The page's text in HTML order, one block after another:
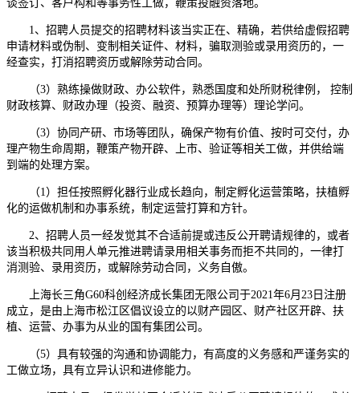
谈签订、客户构和等事务性工做，鞭策投融资落地。
1、招聘人员提交的招聘材料该当实正在、精确，若供给虚假招聘
申请材料或伪制、变制相关证件、材料，骗取测验或录用资历的，一
经查实，打消招聘资历或解除劳动合同。
（3）熟练操做财政、办公软件，熟悉国度和处所财税律例， 控制
财政核算、财政办理（投资、融资、预算办理等）理论学问。
（3）协同产研、市场等团队，确保产物有价值、按时可交付，办
理产物生命周期，鞭策产物开辟、上市、验证等相关工做，并供给端
到端的处理方案。
（1）担任按照孵化器行业成长趋向，制定孵化运营策略，扶植孵
化的运做机制和办事系统，制定运营打算和方针。
2、招聘人员一经发觉其不合适前提或违反公开聘请规律的，或者
该当积极共同用人单元推进聘请录用相关事务而拒不共同的，一律打
消测验、录用资历，或解除劳动合同，义务自傲。
上海长三角G60科创经济成长集团无限公司于2021年6月23日注册
成立，是由上海市松江区倡议设立的以财产园区、财产社区开辟、扶
植、运营、办事为从业的国有集团公司。
（5）具有较强的沟通和协调能力，有高度的义务感和严谨务实的
工做立场，具有立异认识和进修能力。